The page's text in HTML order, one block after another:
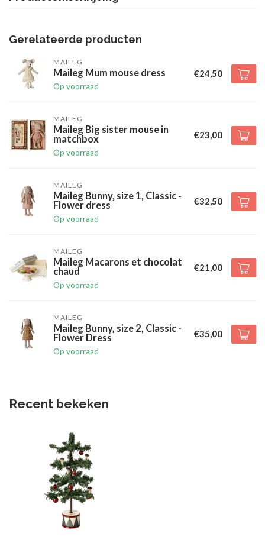
Gerelateerde producten
MAILEG
Maileg Mum mouse dress
Op voorraad
€24,50
MAILEG
Maileg Big sister mouse in
matchbox
Op voorraad
€23,00
MAILEG
Maileg Bunny, size 1, Classic -
Flower dress
Op voorraad
€32,50
MAILEG
Maileg Macarons et chocolat
chaud
Op voorraad
€21,00
MAILEG
Maileg Bunny, size 2, Classic -
Flower Dress
Op voorraad
€35,00
Recent bekeken